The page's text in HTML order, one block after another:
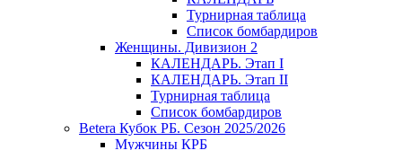
Турнирная таблица
Список бомбардиров
Женщины. Дивизион 2
КАЛЕНДАРЬ. Этап I
КАЛЕНДАРЬ. Этап II
Турнирная таблица
Список бомбардиров
Betera Кубок РБ. Сезон 2025/2026
Мужчины КРБ